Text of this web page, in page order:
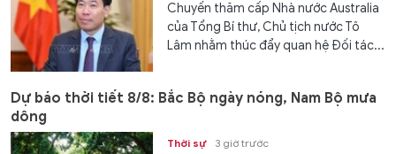
Chuyến thăm cấp Nhà nước Australia
của Tổng Bí thư, Chủ tịch nước Tô
Lâm nhằm thúc đẩy quan hệ Đối tác...
Dự báo thời tiết 8/8: Bắc Bộ ngày nóng, Nam Bộ mưa
dông
Thời sự 3 giờ trước